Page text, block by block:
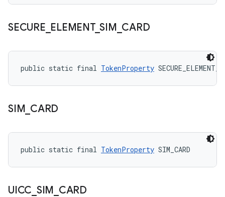
SECURE ELEMENT_SIM CARD
public static final TokenProperty
SIM CARD
public static final TokenProperty SIM_CARD
UICC SIM CARD